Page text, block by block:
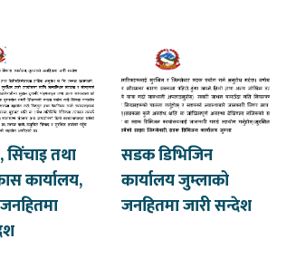
सिंचाइ तथा
कार्यालय,
सडक डिभिजिन
कार्यालय जुम्लाको
जनहितमा जारी सन्देश